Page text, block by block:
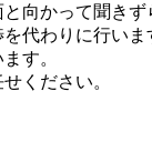
向かって聞き
代わりに行いま
す。
ください。